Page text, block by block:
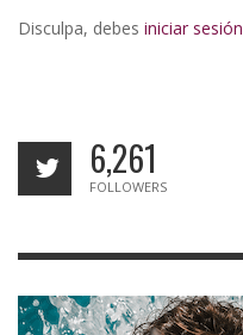
Disculpa, debes iniciar sesión
6,261
FOLLOWERS